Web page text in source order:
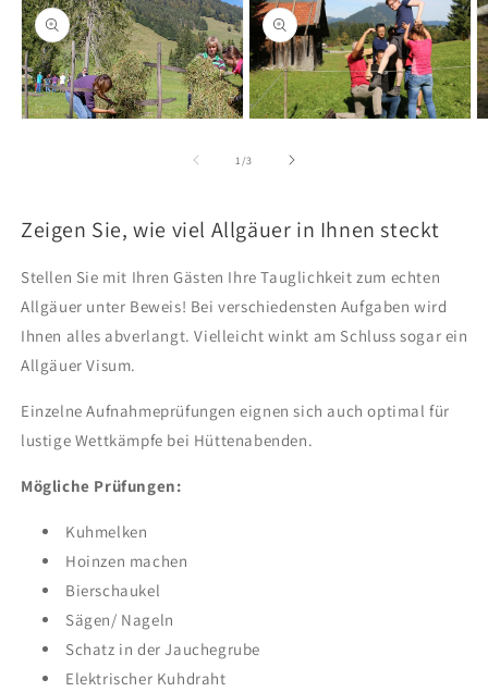
Medien
1
in
in
1/von
3
Zeigen Sie, wie viel Allgäuer in Ihnen steckt
Stellen Sie mit Ihren Gästen Ihre Tauglichkeit zum echten
Allgäuer unter Beweis! Bei verschiedensten Aufgaben wird
Ihnen alles abverlangt. Vielleicht winkt am Schluss sogar ein
Allgäuer Visum.
Einzelne Aufnahmeprüfungen eignen sich auch optimal für
lustige Wettkämpfe bei Hüttenabenden.
Mögliche Prüfungen:
Kuhmelken
Hoinzen machen
Bierschaukel
Sägen/ Nageln
Schatz in der Jauchegrube
Elektrischer Kuhdraht